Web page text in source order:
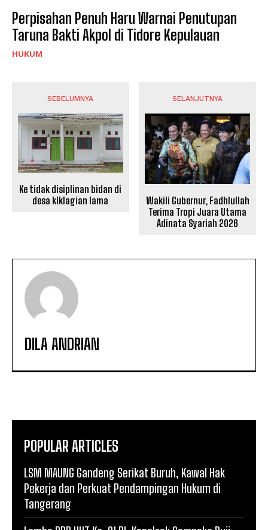
Perpisahan Penuh Haru Warnai Penutupan
Taruna Bakti Akpol di Tidore Kepulauan
HUKUM
SEBELUMNYA
Ke tidak disiplinan bidan di
desa klklagian lama
SELANJUTNYA
Wakili Gubernur, Fadhlullah
Terima Tropi Juara Utama
Adinata Syariah 2026
DILA ANDRIAN
POPULAR ARTICLES
LSM MAUNG Gandeng Serikat Buruh, Kawal Hak
Pekerja dan Perkuat Pendampingan Hukum di
Tangerang